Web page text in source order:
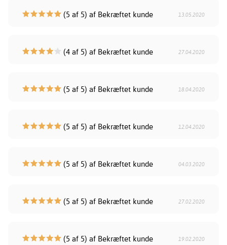
(5 af 5) af Bekræftet kunde 13.05.2020
(4 af 5) af Bekræftet kunde 27.04.2020
(5 af 5) af Bekræftet kunde 18.04.2020
(5 af 5) af Bekræftet kunde 12.04.2020
(5 af 5) af Bekræftet kunde 04.03.2020
(5 af 5) af Bekræftet kunde 27.02.2020
(5 af 5) af Bekræftet kunde 19.02.2020